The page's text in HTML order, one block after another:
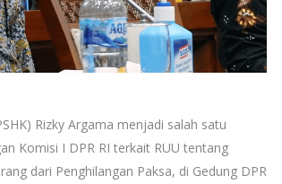
Rizky Argama menjadi salah satu
Komisi I DPR RI terkait RUU tentang
dari Penghilangan Paksa, di Gedung DPR